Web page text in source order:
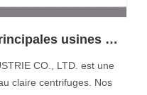
MuYuan est l'une des principales usines de pompes à eau limpide de Chine
CO., LTD. est une
claire centrifuges. Nos